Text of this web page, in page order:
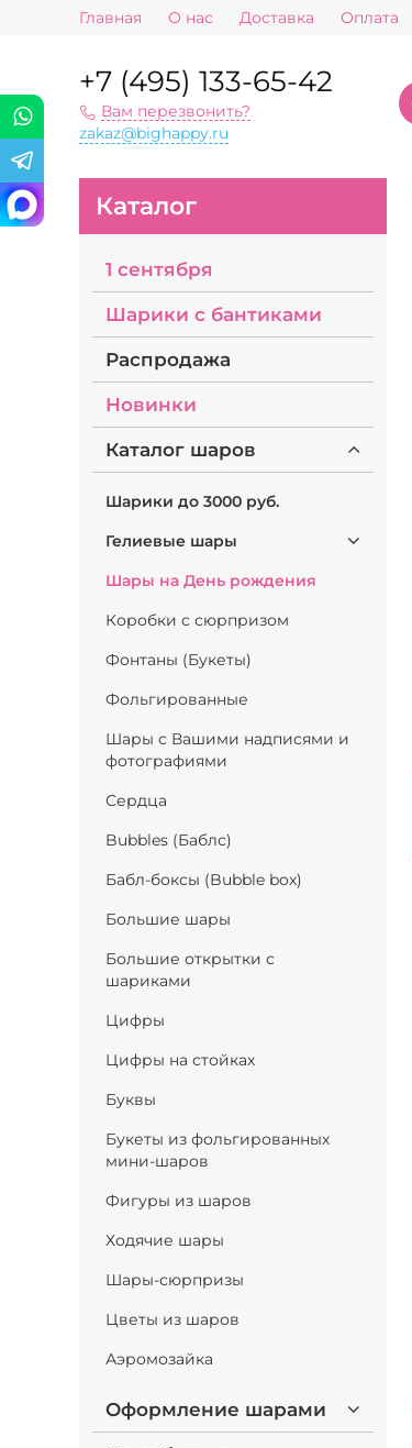
Главная О нас Доставка Оплата
+7 (495) 133-65-42
Вам перезвонить?
zakaz@bighappy.ru
Каталог
1 сентября
Шарики с бантиками
Распродажа
Новинки
Каталог шаров
Шарики до 3000 руб.
Гелиевые шары
Шары на День рождения
Коробки с сюрпризом
Фонтаны (Букеты)
Фольгированные
Шары с Вашими надписями и
фотографиями
Сердца
Bubbles (Баблс)
Бабл-боксы (Bubble box)
Большие шары
Большие открытки с
шариками
Цифры
Цифры на стойках
Буквы
Букеты из фольгированных
мини-шаров
Фигуры из шаров
Ходячие шары
Шары-сюрпризы
Цветы из шаров
Аэромозайка
Оформление шарами